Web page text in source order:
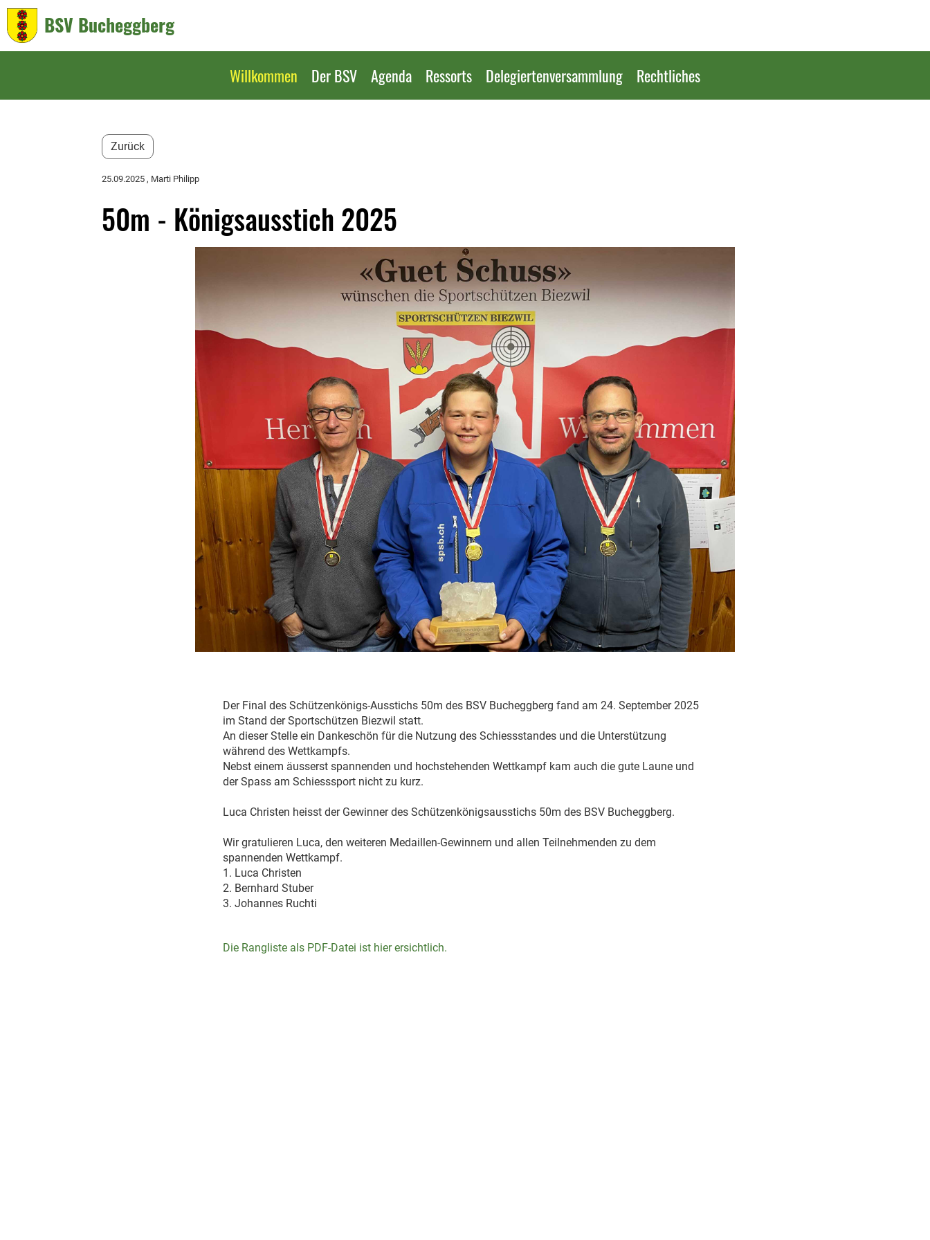
BSV Bucheggberg
Willkommen Der BSV Agenda Ressorts Delegiertenversammlung Rechtliches
Zurück
25.09.2025 , Marti Philipp
50m - Königsausstich 2025
Der Final des Schützenkönigs-Ausstichs 50m des BSV Bucheggberg fand am 24. September 2025
im Stand der Sportschützen Biezwil statt.
An dieser Stelle ein Dankeschön für die Nutzung des Schiessstandes und die Unterstützung
während des Wettkampfs.
Nebst einem äusserst spannenden und hochstehenden Wettkampf kam auch die gute Laune und
der Spass am Schiesssport nicht zu kurz.
Luca Christen heisst der Gewinner des Schützenkönigsausstichs 50m des BSV Bucheggberg.
Wir gratulieren Luca, den weiteren Medaillen-Gewinnern und allen Teilnehmenden zu dem
spannenden Wettkampf.
1. Luca Christen
2. Bernhard Stuber
3. Johannes Ruchti
Die Rangliste als PDF-Datei ist hier ersichtlich.